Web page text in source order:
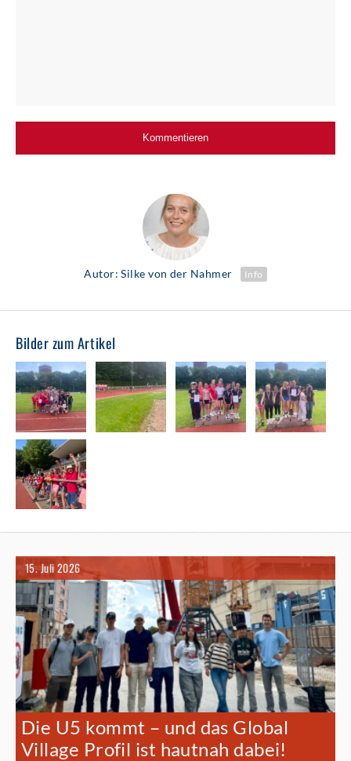
Autor: Silke von der Nahmer Info
Bilder zum Artikel
15. Juli 2026
Die U5 kommt – und das Global
Village Profil ist hautnah dabei!